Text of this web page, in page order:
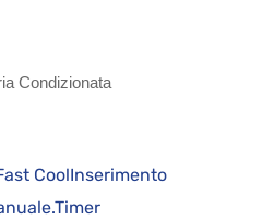
Condizionata
CoolInserimento